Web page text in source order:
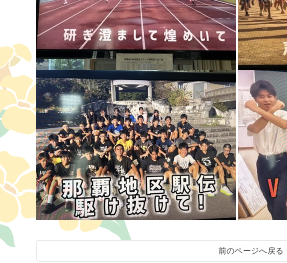
前のページへ戻る